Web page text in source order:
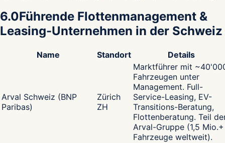
6.0Führende Flottenmanagement &
Leasing-Unternehmen in der Schweiz
Name Standort Details
Arval Schweiz (BNP
Paribas)
Zürich
ZH
Marktführer mit
Fahrzeugen unter
Management. Full-
Service-Leasing, EV-
Transitions-Beratung,
Flottenberatung. Teil
Arval-Gruppe (1,5 Mio.+
Fahrzeuge weltweit).